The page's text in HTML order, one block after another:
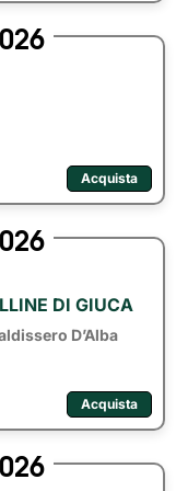
Acquista
DI GIUCA
D’Alba
Acquista